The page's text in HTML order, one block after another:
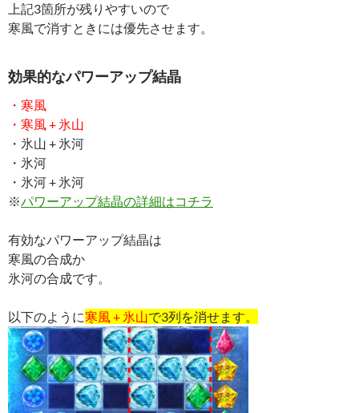
上記3箇所が残りやすいので
寒風で消すときには優先させます。
効果的なパワーアップ結晶
・寒風
・寒風 + 氷山
・氷山 + 氷河
・氷河
・氷河 + 氷河
※パワーアップ結晶の詳細はコチラ
有効なパワーアップ結晶は
寒風の合成か
氷河の合成です。
以下のように寒風 + 氷山で3列を消せます。